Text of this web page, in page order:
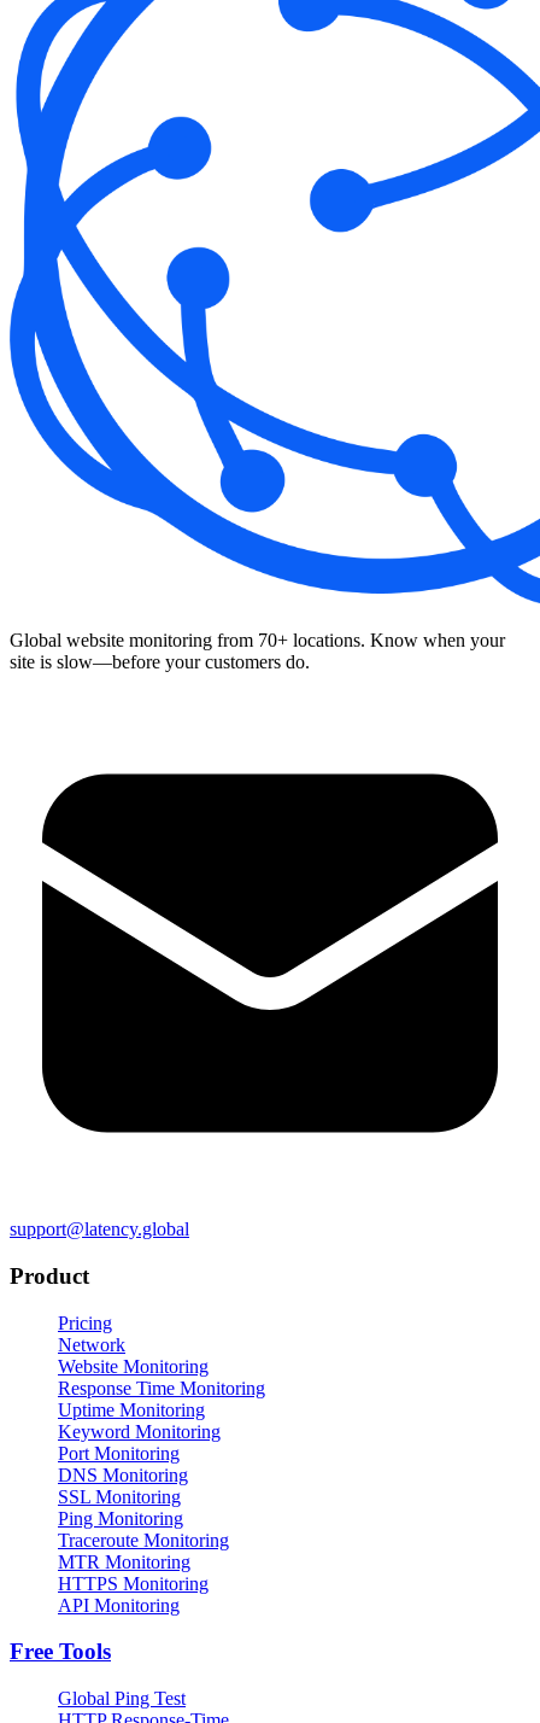
Global website monitoring from 70+ locations. Know when your
site is slow—before your customers do.
support@latency.global
Product
Pricing
Network
Website Monitoring
Response Time Monitoring
Uptime Monitoring
Keyword Monitoring
Port Monitoring
DNS Monitoring
SSL Monitoring
Ping Monitoring
Traceroute Monitoring
MTR Monitoring
HTTPS Monitoring
API Monitoring
Free Tools
Global Ping Test